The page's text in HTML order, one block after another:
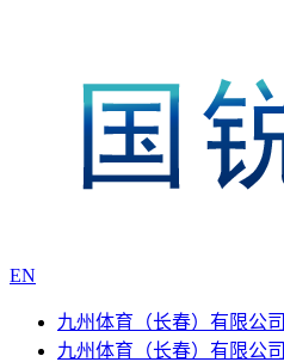
EN
九州体育（长春）有限公司
九州体育（长春）有限公司